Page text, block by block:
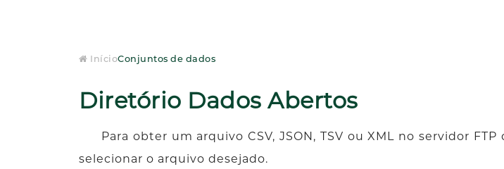
InícioConjuntos de dados
Diretório Dados Abertos
Para obter um arquivo CSV, JSON, TSV ou XML no servidor
selecionar o arquivo desejado.